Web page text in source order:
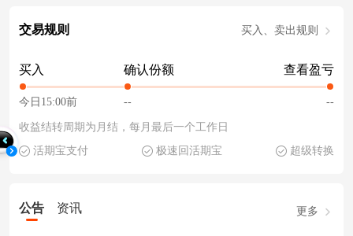
交易规则 买入、卖出规则
买入
今日15:00前
确认份额
--
查看盈亏
--
收益结转周期为月结，每月最后一个工作日
活期宝支付
极速回活期宝 超级转换
公告 资讯 更多